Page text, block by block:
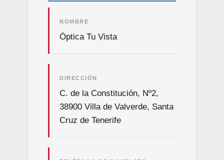
NOMBRE
Óptica Tu Vista
DIRECCIÓN
C. de la Constitución, Nº2,
38900 Villa de Valverde, Santa
Cruz de Tenerife